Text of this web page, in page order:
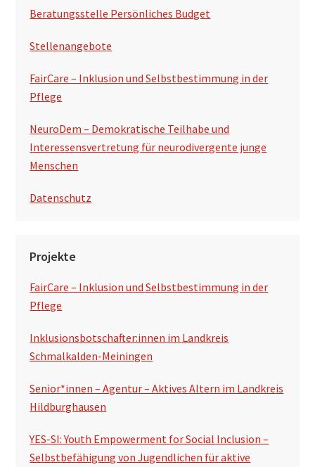
Beratungsstelle Persönliches Budget
Stellenangebote
FairCare – Inklusion und Selbstbestimmung in der
Pflege
NeuroDem – Demokratische Teilhabe und
Interessensvertretung für neurodivergente junge
Menschen
Datenschutz
Projekte
FairCare – Inklusion und Selbstbestimmung in der
Pflege
Inklusionsbotschafter:innen im Landkreis
Schmalkalden-Meiningen
Senior*innen – Agentur – Aktives Altern im Landkreis
Hildburghausen
YES-SI: Youth Empowerment for Social Inclusion –
Selbstbefähigung von Jugendlichen für aktive